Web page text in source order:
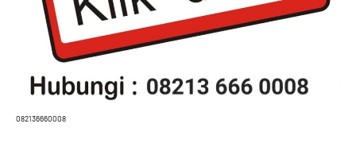
082136660008